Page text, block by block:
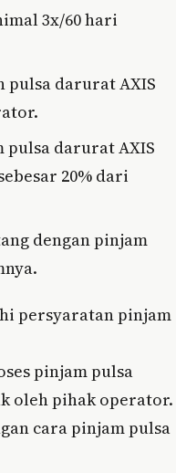
3x/60 hari
pulsa darurat AXIS
pulsa darurat AXIS
20% dari
dengan pinjam
persyaratan pinjam
pinjam pulsa
oleh pihak operator.
cara pinjam pulsa